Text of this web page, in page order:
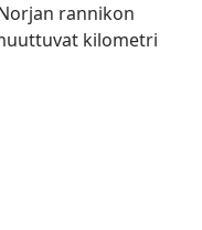
rannikon
kilometri